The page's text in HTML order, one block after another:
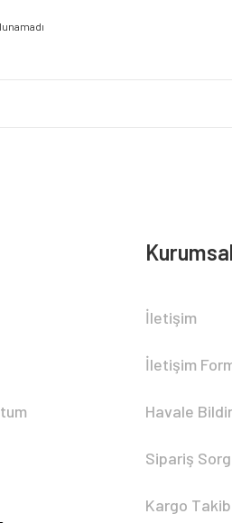
Kurumsal
İletişim
İletişim
Havale
Sipariş
Kargo